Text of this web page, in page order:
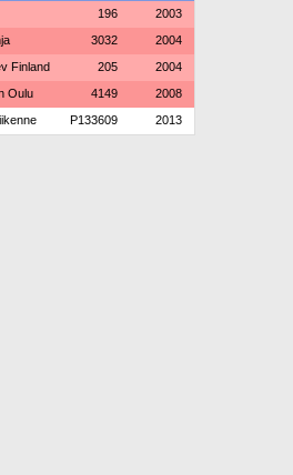
196 2003
3032 2004
Finland 205 2004
Oulu 4149 2008
P133609 2013